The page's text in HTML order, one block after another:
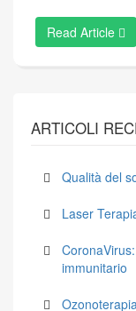
Read Article
ARTICOLI
Qualità del
Laser
immunitario